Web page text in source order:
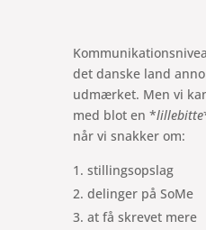
det danske land
udmærket. Men vi
med blot en *lillebitte
når vi snakker om:
stillingsopslag
delinger på SoMe
at få skrevet mere